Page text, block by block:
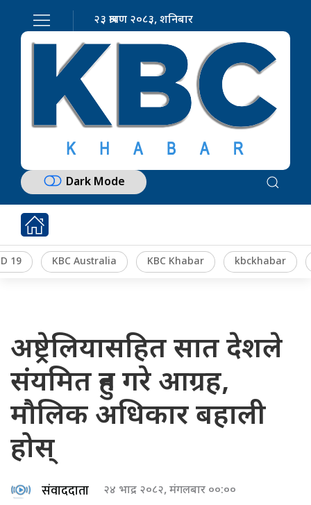
२३ श्रावण २०८३, शनिबार
Dark Mode
19 KBC Australia KBC Khabar kbckhabar
अष्ट्रेलियासहित सात देशले
संयमित हुन गरे आग्रह,
मौलिक अधिकार बहाली
होस्
संवाददाता २४ भाद्र २०८२, मंगलबार ००:००